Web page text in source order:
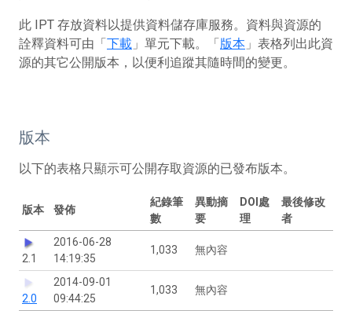
此 IPT 存放資料以提供資料儲存庫服務。資料與資源的
詮釋資料可由「下載 」單元下載。「版本 」表格列出此資
源的其它公開版本，以便利追蹤其隨時間的變更。
版本
以下的表格只顯示可公開存取資源的已發布版本。
版本 發佈
紀錄筆
數
異動摘
要
DOI處
理
最後修改
者
2.1
2016-06-28
14:19:35
1,033 無內容
2.0
2014-09-01
09:44:25
1,033 無內容